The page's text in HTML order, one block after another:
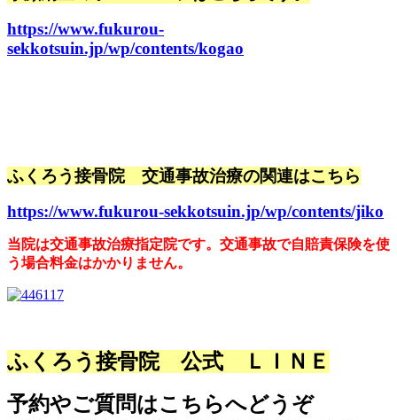
https://www.fukurou-
sekkotsuin.jp/wp/contents/kogao
ふくろう接骨院 交通事故治療の関連はこちら
https://www.fukurou-sekkotsuin.jp/wp/contents/jiko
当院は交通事故治療指定院です。交通事故で自賠責保険を使
う場合料金はかかりません。
ふくろう接骨院 公式 ＬＩＮＥ
予約やご質問はこちらへどうぞ